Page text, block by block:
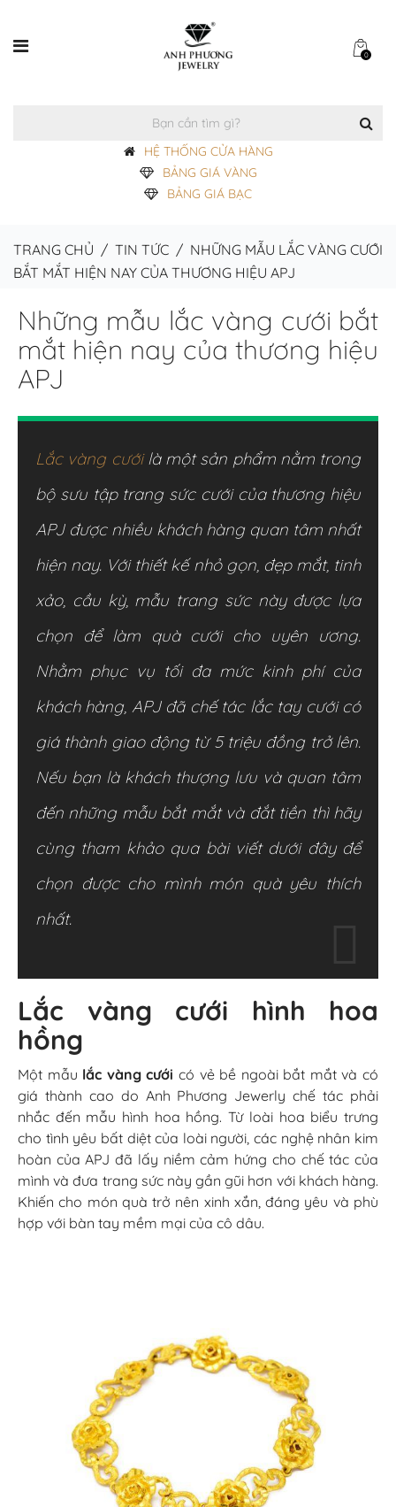
0
HỆ THỐNG CỬA HÀNG
BẢNG GIÁ VÀNG
BẢNG GIÁ BẠC
TRANG CHỦ / TIN TỨC / NHỮNG MẪU LẮC VÀNG CƯỚI
BẮT MẮT HIỆN NAY CỦA THƯƠNG HIỆU APJ
Những mẫu lắc vàng cưới bắt
mắt hiện nay của thương hiệu
APJ
Lắc vàng cướilà một sản phẩm nằm trong
bộ sưu tập trang sức cưới của thương hiệu
APJ được nhiều khách hàng quan tâm nhất
hiện nay. Với thiết kế nhỏ gọn, đẹp mắt, tinh
xảo, cầu kỳ, mẫu trang sức này được lựa
chọn để làm quà cưới cho uyên ương.
Nhằm phục vụ tối đa mức kinh phí của
khách hàng, APJ đã chế tác lắc tay cưới có
giá thành giao động từ 5 triệu đồng trở lên.
Nếu bạn là khách thượng lưu và quan tâm
đến những mẫu bắt mắt và đắt tiền thì hãy
cùng tham khảo qua bài viết dưới đây để
chọn được cho mình món quà yêu thích
nhất.
Lắc vàng cưới hình hoa
hồng
Một mẫu lắc vàng cưới có vẻ bề ngoài bắt mắt và có
giá thành cao do Anh Phương Jewerly chế tác phải
nhắc đến mẫu hình hoa hồng. Từ loài hoa biểu trưng
cho tình yêu bất diệt của loài người, các nghệ nhân kim
hoàn của APJ đã lấy niềm cảm hứng cho chế tác của
mình và đưa trang sức này gần gũi hơn với khách hàng.
Khiến cho món quà trở nên xinh xắn, đáng yêu và phù
hợp với bàn tay mềm mại của cô dâu.